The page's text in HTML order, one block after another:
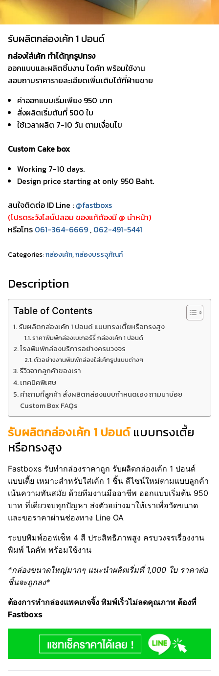
รับผลิตกล่องเค้ก 1 ปอนด์
กล่องใส่เค้ก ทำได้ทุกรูปทรง
ออกแบบและผลิตชิ้นงาน ไดคัท พร้อมใช้งาน
สอบถามราคารายละเอียดเพิ่มเติมได้ที่ฝ่ายขาย
ค่าออกแบบเริ่มเพียง 950 บาท
สั่งผลิตเริ่มต้นที่ 500 ใบ
ใช้เวลาผลิต 7-10 วัน ตามเงื่อนไข
Custom Cake box
Working 7-10 days.
Design price starting at only 950 Baht.
สนใจติดต่อ ID Line : @fastboxs
(โปรดระวังไลน์ปลอม ของแท้ต้องมี @ นำหน้า)
หรือโทร 061-364-6669 , 062-491-5441
Categories:กล่องเค้ก,กล่องบรรจุภัณฑ์
Description
Table of Contents
รับผลิตกล่องเค้ก 1 ปอนด์ แบบทรงเตี้ยหรือทรงสูง
ราคาพิมพ์กล่องเบเกอร์รี่ กล่องเค้ก 1 ปอนด์
โรงพิมพ์กล่องบริการอย่างครบวงจร
ตัวอย่างงานพิมพ์กล่องใส่เค้กรูปแบบต่างๆ
รีวิวจากลูกค้าของเรา
เทคนิคพิเศษ
คำถามที่ลูกค้า สั่งผลิตกล่องแบบกำหนดเอง ถามมาบ่อย
Custom Box FAQs
รับผลิตกล่องเค้ก 1 ปอนด์ แบบทรงเตี้ย
หรือทรงสูง
Fastboxs รับทำกล่องราคาถูก รับผลิตกล่องเค้ก 1 ปอนด์
แบบเตี้ย เหมาะสำหรับใส่เค้ก 1 ชิ้น ดีไซน์ใหม่ตามแบบลูกค้า
เน้นความทันสมัย ด้วยทีมงานมืออาชีพ ออกแบบเริ่มต้น 950
บาท ที่เดียวจบทุกปัญหา ส่งตัวอย่างมาให้เราเพื่อวัดขนาด
และขอราคาผ่านช่องทาง Line OA
ระบบพิมพ์ออฟเซ็ท 4 สี ประสิทธิภาพสูง ครบวงจรเรื่องงาน
พิมพ์ ไดคัท พร้อมใช้งาน
*กล่องขนาดใหญ่มากๆ แนะนำผลิตเริ่มที่ 1,000 ใบ ราคาต่อ
ชิ้นจะถูกลง*
ต้องการทำกล่องแพคเกจจิ้ง พิมพ์เร็วไม่ลดคุณภาพ ต้องที่
Fastboxs